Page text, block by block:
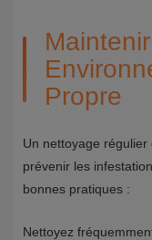
Propre
Un nettoyage
prévenir les
bonnes pratiques :
Nettoyez